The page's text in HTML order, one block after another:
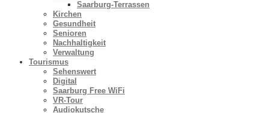
Saarburg-Terrassen
Kirchen
Gesundheit
Senioren
Nachhaltigkeit
Verwaltung
Tourismus
Sehenswert
Digital
Saarburg Free WiFi
VR-Tour
Audiokutsche